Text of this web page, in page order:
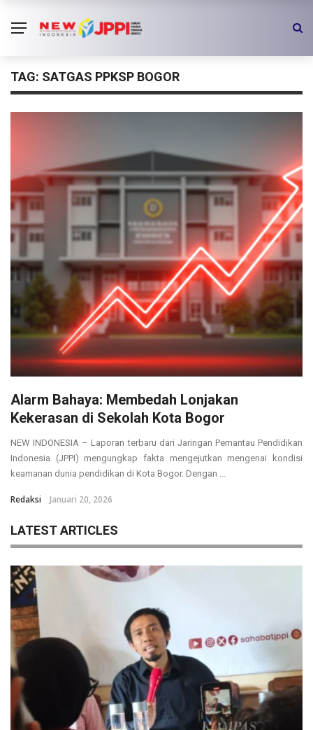
TAG: SATGAS PPKSP BOGOR
Alarm Bahaya: Membedah Lonjakan
Kekerasan di Sekolah Kota Bogor
NEW INDONESIA – Laporan terbaru dari Jaringan Pemantau Pendidikan
Indonesia (JPPI) mengungkap fakta mengejutkan mengenai kondisi
keamanan dunia pendidikan di Kota Bogor. Dengan ...
Redaksi Januari 20, 2026
LATEST ARTICLES